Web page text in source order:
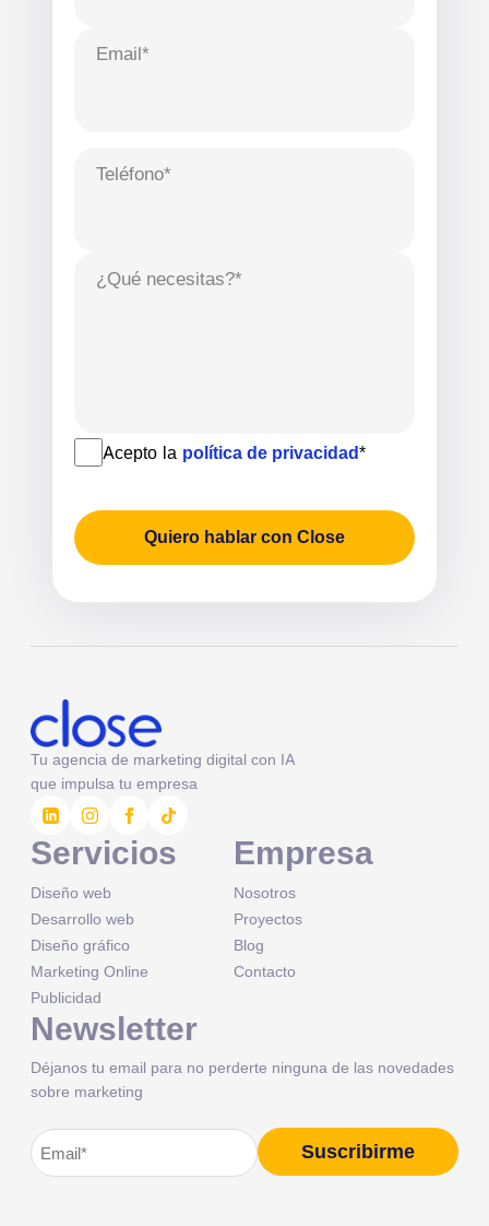
Email*
Teléfono*
¿Qué necesitas?*
Acepto la política de privacidad*
Quiero hablar con Close
Tu agencia de marketing digital con IA
que impulsa tu empresa
Servicios
Diseño web
Desarrollo web
Diseño gráfico
Marketing Online
Publicidad
Empresa
Nosotros
Proyectos
Blog
Contacto
Newsletter
Déjanos tu email para no perderte ninguna de las novedades
sobre marketing
Correo
electrónico(Obligatorio)
Suscribirme
Alternative: